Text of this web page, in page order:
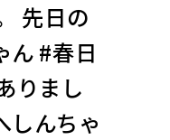
先日の
ん #春日
りまし
しんちゃ